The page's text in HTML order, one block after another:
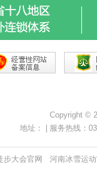
Copyright ©
地址： | 服务热线：
步大会官网 河南冰雪运